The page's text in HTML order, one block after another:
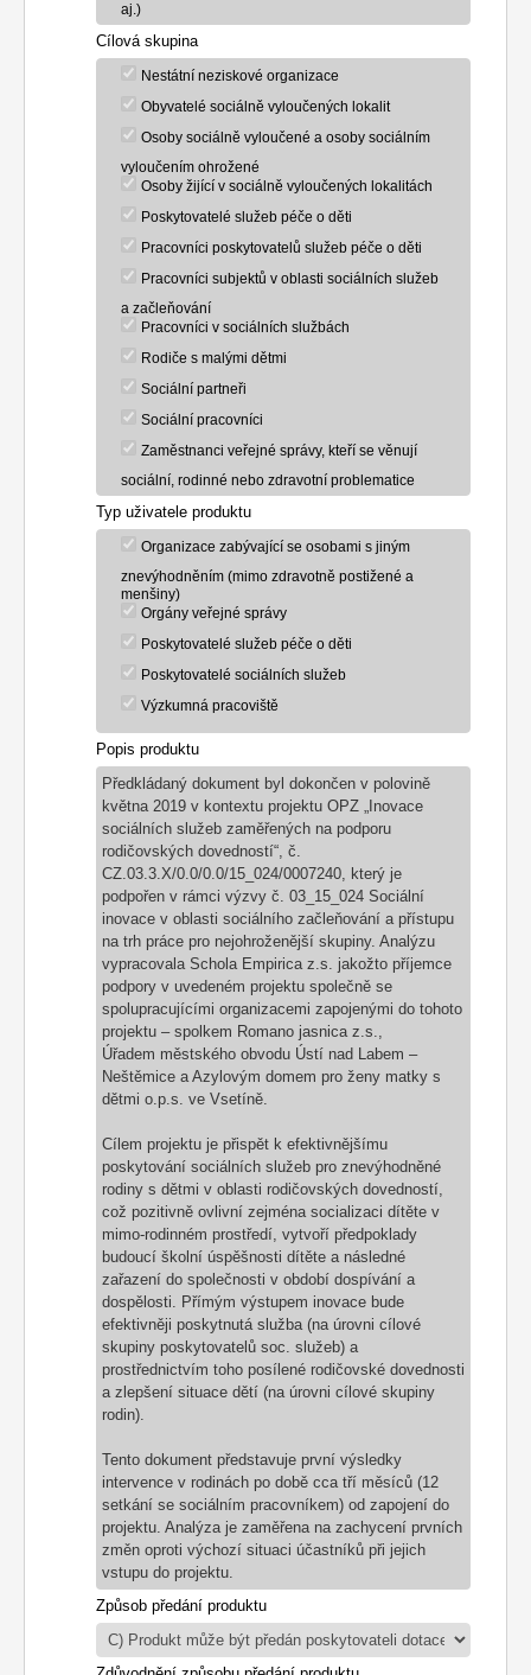
aj.)
Cílová skupina
Nestátní neziskové organizace
Obyvatelé sociálně vyloučených lokalit
Osoby sociálně vyloučené a osoby sociálním
vyloučením ohrožené
Osoby žijící v sociálně vyloučených lokalitách
Poskytovatelé služeb péče o děti
Pracovníci poskytovatelů služeb péče o děti
Pracovníci subjektů v oblasti sociálních služeb
a začleňování
Pracovníci v sociálních službách
Rodiče s malými dětmi
Sociální partneři
Sociální pracovníci
Zaměstnanci veřejné správy, kteří se věnují
sociální, rodinné nebo zdravotní problematice
Typ uživatele produktu
Organizace zabývající se osobami s jiným
znevýhodněním (mimo zdravotně postižené a
menšiny)
Orgány veřejné správy
Poskytovatelé služeb péče o děti
Poskytovatelé sociálních služeb
Výzkumná pracoviště
Popis produktu
Předkládaný dokument byl dokončen v polovině
května 2019 v kontextu projektu OPZ „Inovace
sociálních služeb zaměřených na podporu
rodičovských dovedností“, č.
CZ.03.3.X/0.0/0.0/15_024/0007240, který je
podpořen v rámci výzvy č. 03_15_024 Sociální
inovace v oblasti sociálního začleňování a přístupu
na trh práce pro nejohroženější skupiny. Analýzu
vypracovala Schola Empirica z.s. jakožto příjemce
podpory v uvedeném projektu společně se
spolupracujícími organizacemi zapojenými do tohoto
projektu – spolkem Romano jasnica z.s.,
Úřadem městského obvodu Ústí nad Labem –
Neštěmice a Azylovým domem pro ženy matky s
dětmi o.p.s. ve Vsetíně.
Cílem projektu je přispět k efektivnějšímu
poskytování sociálních služeb pro znevýhodněné
rodiny s dětmi v oblasti rodičovských dovedností,
což pozitivně ovlivní zejména socializaci dítěte v
mimo-rodinném prostředí, vytvoří předpoklady
budoucí školní úspěšnosti dítěte a následné
zařazení do společnosti v období dospívání a
dospělosti. Přímým výstupem inovace bude
efektivněji poskytnutá služba (na úrovni cílové
skupiny poskytovatelů soc. služeb) a
prostřednictvím toho posílené rodičovské dovednosti
a zlepšení situace dětí (na úrovni cílové skupiny
rodin).
Tento dokument představuje první výsledky
intervence v rodinách po době cca tří měsíců (12
setkání se sociálním pracovníkem) od zapojení do
projektu. Analýza je zaměřena na zachycení prvních
změn oproti výchozí situaci účastníků při jejich
vstupu do projektu.
Způsob předání produktu